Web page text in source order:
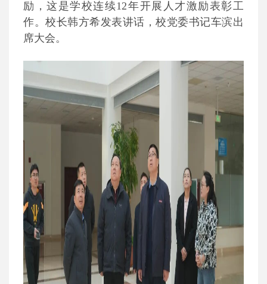
励，这是学校连续12年开展人才激励表彰工
作。校长韩方希发表讲话，校党委书记车滨出
席大会。